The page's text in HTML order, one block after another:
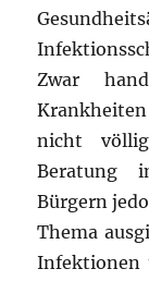
Zwar
nicht
Beratung
Bürgern
Thema
Infektionen